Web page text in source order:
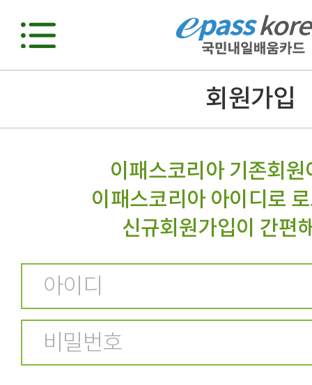
회원가입
이패스코리아 기존회
이패스코리아 아이디로
신규회원가입이 간편